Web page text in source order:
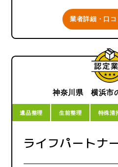
お焚き上げも可能でございま
す。（証明書発行可能）
す。
お悩みの際は、是非ご相談くだ
さい。必ずご依頼者様のお役に
立てる事をお約束致します。
業者詳細・口
神奈川県 横浜市
遺品整理 生前整理 特殊清
ライフパートナ